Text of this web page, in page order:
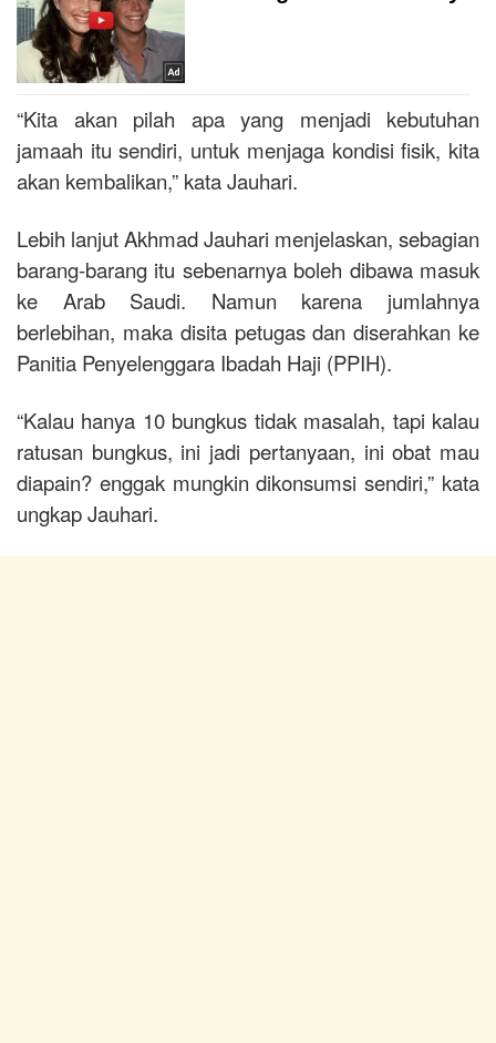
“Kita akan pilah apa yang menjadi kebutuhan
jamaah itu sendiri, untuk menjaga kondisi fisik, kita
akan kembalikan,” kata Jauhari.
Lebih lanjut Akhmad Jauhari menjelaskan, sebagian
barang-barang itu sebenarnya boleh dibawa masuk
ke Arab Saudi. Namun karena jumlahnya
berlebihan, maka disita petugas dan diserahkan ke
Panitia Penyelenggara Ibadah Haji (PPIH).
“Kalau hanya 10 bungkus tidak masalah, tapi kalau
ratusan bungkus, ini jadi pertanyaan, ini obat mau
diapain? enggak mungkin dikonsumsi sendiri,” kata
ungkap Jauhari.